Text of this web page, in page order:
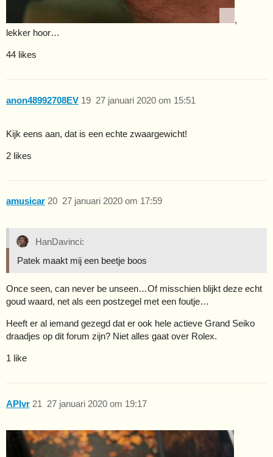
,
lekker hoor…
44 likes
anon48992708EV 27 januari 2020 om 15:51
19
Kijk eens aan, dat is een echte zwaargewicht!
2 likes
amusicar 27 januari 2020 om 17:59
20
HanDavinci:
Patek maakt mij een beetje boos
Once seen, can never be unseen…Of misschien blijkt deze echt
goud waard, net als een postzegel met een foutje…
Heeft er al iemand gezegd dat er ook hele actieve Grand Seiko
draadjes op dit forum zijn? Niet alles gaat over Rolex.
1 like
APIvr 27 januari 2020 om 19:17
21